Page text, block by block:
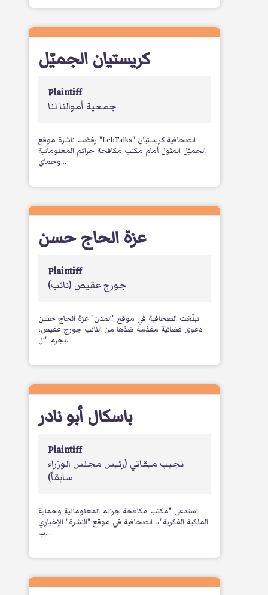
كريستيان الجميّل
Plaintiff
جمعية أموالنا لنا
رفضت ناشرة موقع "LebTalks" الصحافية كريستيان
الجميّل المثول أمام مكتب مكافحة جرائم المعلوماتية
وحماي...
عزة الحاج حسن
Plaintiff
جورج عقيص (نائب)
تبلّغت الصحافية في موقع "المدن" عزة الحاج حسن
دعوى قضائية مقدّمة ضدّها من النائب جورج عقيص،
بجرم "ال...
باسكال أبو نادر
Plaintiff
نجيب ميقاتي (رئيس مجلس الوزراء
سابقاً)
استدعى "مكتب مكافحة جرائم المعلوماتية وحماية
الملكية الفكرية"،، الصحافية في موقع "النشرة" الإخباري
ب...